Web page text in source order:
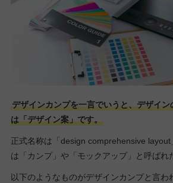
デザインカンプを一言でいうと、デザイ
は「デザイン案」です。
正式名称は「design comprehensive
は「カンプ」や「モックアップ」と呼ばれ
以下のようなものがデザインカンプと言わ